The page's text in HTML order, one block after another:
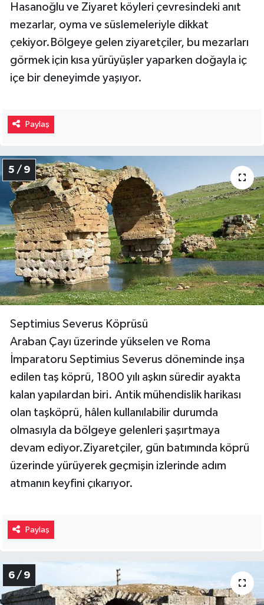
Hasanoğlu ve Ziyaret köyleri çevresindeki anıt
mezarlar, oyma ve süslemeleriyle dikkat
çekiyor.Bölgeye gelen ziyaretçiler, bu mezarları
görmek için kısa yürüyüşler yaparken doğayla iç
içe bir deneyimde yaşıyor.
Paylaş
5 / 9
Septimius Severus Köprüsü
Araban Çayı üzerinde yükselen ve Roma
İmparatoru Septimius Severus döneminde inşa
edilen taş köprü, 1800 yılı aşkın süredir ayakta
kalan yapılardan biri. Antik mühendislik harikası
olan taşköprü, hâlen kullanılabilir durumda
olmasıyla da bölgeye gelenleri şaşırtmaya
devam ediyor.Ziyaretçiler, gün batımında köprü
üzerinde yürüyerek geçmişin izlerinde adım
atmanın keyfini çıkarıyor.
Paylaş
6 / 9